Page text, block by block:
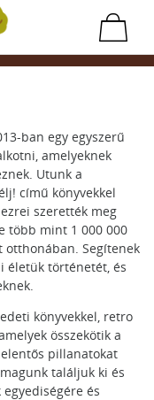
ban egy egyszerű
amelyeknek
Utunk a
című könyvekkel
szerették meg
több mint 1 000 000
otthonában. Segítenek
életük történetét, és
könyvekkel, retro
összekötik a
pillanatokat
találjuk ki és
és